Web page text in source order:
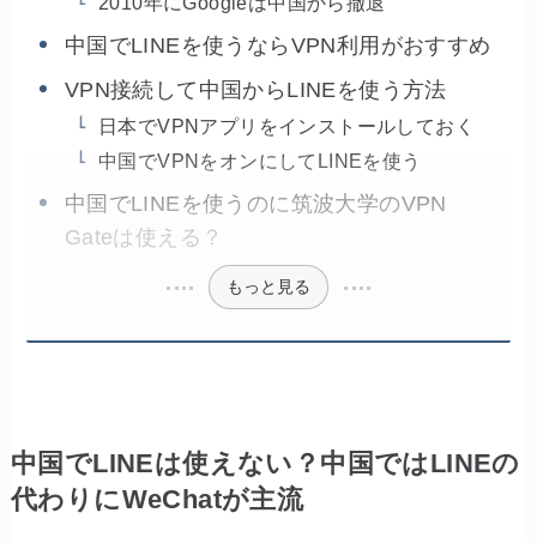
中国でLINEを使うならVPN利用がおすすめ
VPN接続して中国からLINEを使う方法
日本でVPNアプリをインストールしておく
中国でVPNをオンにしてLINEを使う
中国でLINEを使うのに筑波大学のVPN
Gateは使える？
もっと見る
中国でLINEは使えない？中国ではLINEの
代わりにWeChatが主流